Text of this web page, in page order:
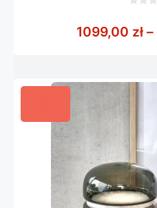
5
1099,00 zł –